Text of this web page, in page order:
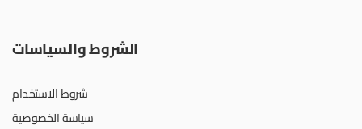
الشروط والسياسات
شروط الاستخدام
سياسة الخصوصية